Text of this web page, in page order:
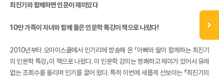
최진기와 함께하면 인문이 재미있다
10만 가족이 자녀와 함께 들은 인문학 특강이 책으로 나왔다!
2010년부터 오마이스쿨에서 인기리에 방송해 온 「아빠와 딸이 함께하는 최진기
의 인문학 특강」이 책으로 나왔다. 이 인문학 강의는 명쾌하고 재미가 있어서 유례
없는 조회수를 올리며 인기를 끌어 왔다. 특히 이번에 새롭게 선보이는 『최진기의